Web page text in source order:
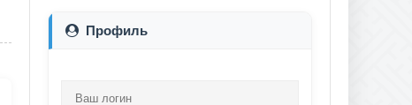
Профиль